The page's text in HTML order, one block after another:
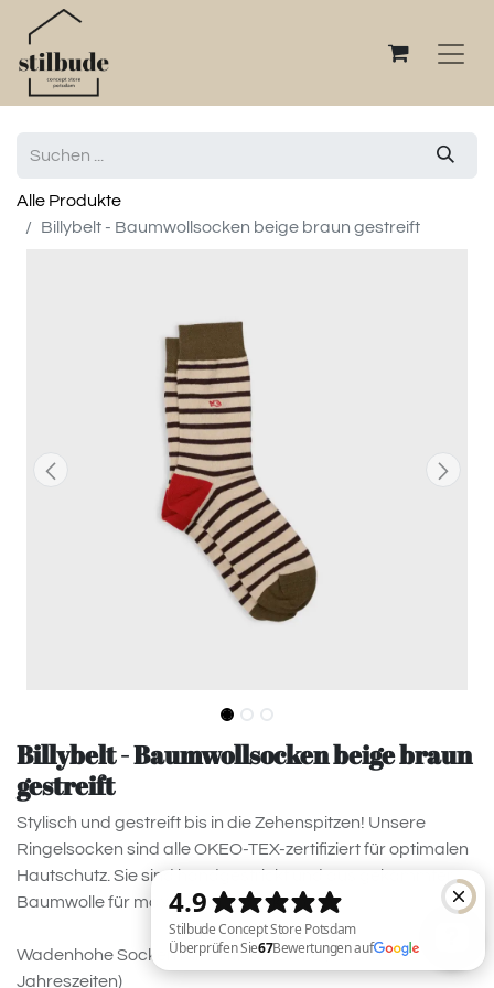
Alle Produkte
Billybelt - Baumwollsocken beige braun gestreift
Billybelt - Baumwollsocken beige braun
gestreift
Stylisch und gestreift bis in die Zehenspitzen! Unsere
Ringelsocken sind alle OKEO-TEX-zertifiziert für optimalen
Hautschutz. Sie sind handgestrickt und aus gekämmter
Baumwolle für maximalen Tragekomfort.
Wadenhohe Socken mit mittlerer Dicke (für alle
Jahreszeiten)